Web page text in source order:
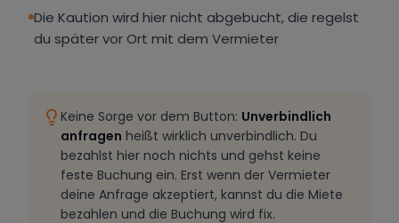
Die Kaution wird hier nicht abgebucht, die regelst
du später vor Ort mit dem Vermieter
Keine Sorge vor dem Button: Unverbindlich
anfragen heißt wirklich unverbindlich. Du
bezahlst hier noch nichts und gehst keine
feste Buchung ein. Erst wenn der Vermieter
deine Anfrage akzeptiert, kannst du die Miete
bezahlen und die Buchung wird fix.